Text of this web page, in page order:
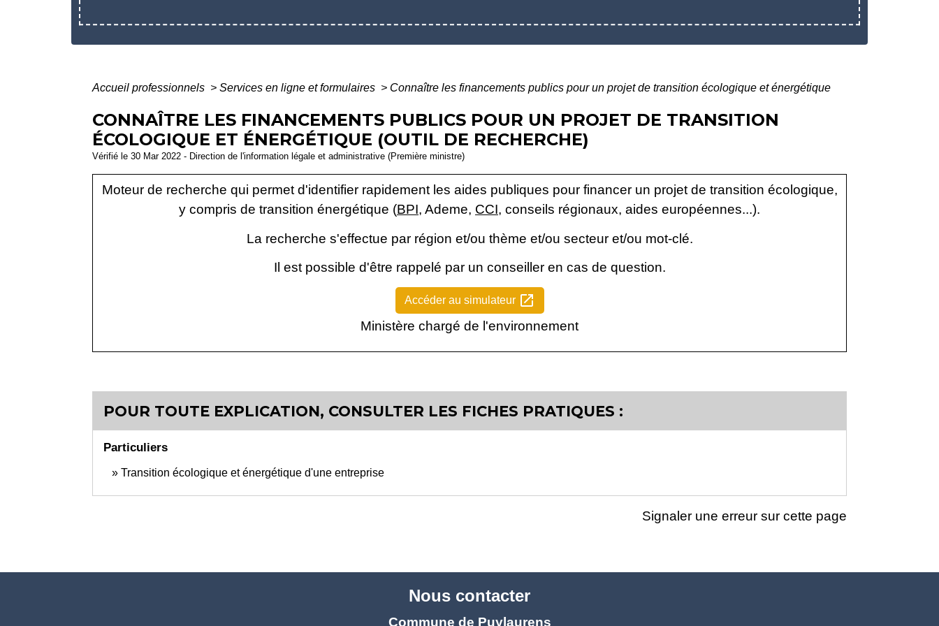
Accueil professionnels > Services en ligne et formulaires > Connaître les financements publics pour un projet de transition écologique et énergétique
CONNAÎTRE LES FINANCEMENTS PUBLICS POUR UN PROJET DE TRANSITION
ÉCOLOGIQUE ET ÉNERGÉTIQUE (OUTIL DE RECHERCHE)
Vérifié le 30 Mar 2022 - Direction de l'information légale et administrative (Première ministre)
Moteur de recherche qui permet d'identifier rapidement les aides publiques pour financer un projet de transition écologique,
y compris de transition énergétique (BPI, Ademe, CCI, conseils régionaux, aides européennes...).
La recherche s'effectue par région et/ou thème et/ou secteur et/ou mot-clé.
Il est possible d'être rappelé par un conseiller en cas de question.
Accéder au simulateur open_in_new
Ministère chargé de l'environnement
POUR TOUTE EXPLICATION, CONSULTER LES FICHES PRATIQUES :
Particuliers
Transition écologique et énergétique d'une entreprise
Signaler une erreur sur cette page
Nous contacter
Commune de Puylaurens